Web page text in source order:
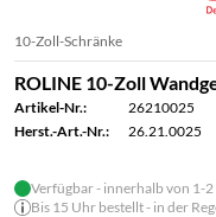
10-Zoll-Schränke
ROLINE 10-Zoll
Artikel-Nr.:
26210025
Herst.-Art.-Nr.:
26.21.0025
Verfügbar - innerhalb von 1-
Bis 15 Uhr bestellt - in der